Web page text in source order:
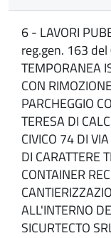
6 - LAVORI
reg.gen. 163
TEMPORANEA
CON
PARCHEGGIO
TERESA DI
CIVICO 74 DI
DI CARATTERE
CONTAINER
ALL'INTERNO
SICURTECTO